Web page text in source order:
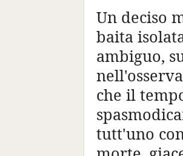
Un deciso
baita
ambiguo,
che il
tutt'uno